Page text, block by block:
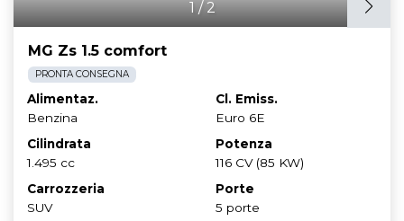
1/2
MG Zs 1.5 comfort
PRONTA CONSEGNA
Alimentaz.
Benzina
Cl. Emiss.
Euro 6E
Cilindrata
1.495 cc
Potenza
116 CV (85 KW)
Carrozzeria
SUV
Porte
5 porte